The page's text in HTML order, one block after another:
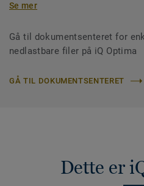
Se mer
Gå til dokumentsenteret for
nedlastbare filer på iQ Optima
GÅ TIL DOKUMENTSENTERET
Dette er